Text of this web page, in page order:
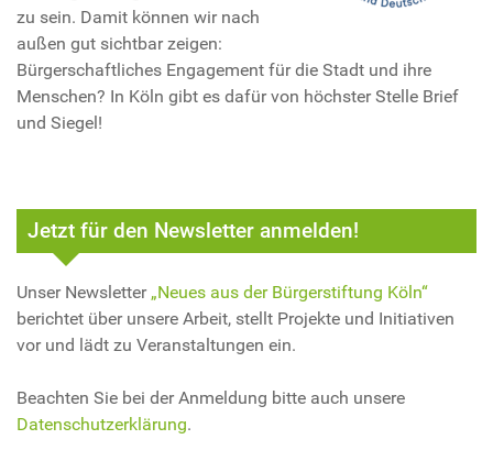
zu sein. Damit können wir nach
außen gut sichtbar zeigen:
Bürgerschaftliches Engagement für die Stadt und ihre
Menschen? In Köln gibt es dafür von höchster Stelle Brief
und Siegel!
Jetzt für den Newsletter anmelden!
Unser Newsletter „Neues aus der Bürgerstiftung Köln“
berichtet über unsere Arbeit, stellt Projekte und Initiativen
vor und lädt zu Veranstaltungen ein.
Beachten Sie bei der Anmeldung bitte auch unsere
Datenschutzerklärung.